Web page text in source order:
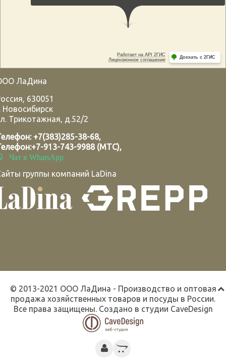
ЛаДина
, 630051
Новосибирск
Трикотажная, д.52/2
+7(383)285-38-68,
+7-913-743-9988 (МТС),
Чат в WhatsApp
группы компаний LaDina
© 2013-2021 ООО ЛаДина - Производство и оптовая
продажа хозяйственных товаров и посуды в России.
Все права защищены. Создано в студии CaveDesign